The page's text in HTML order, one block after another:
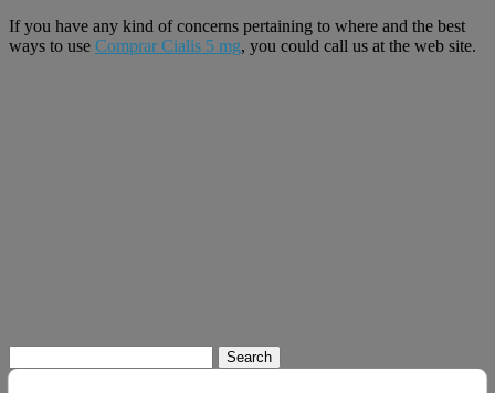
If you have any kind of concerns pertaining to where and the best
ways to use Comprar Cialis 5 mg, you could call us at the web site.
for: